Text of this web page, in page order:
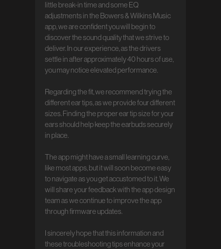
little break-in time and some EQ
adjustments in the Bowers & Wilkins Music
app, we are confident you will begin to
discover the sound quality that we strive to
deliver. In our experience, as the drivers
settle in after approximately 40 hours of use,
you may notice elevated performance.
Regarding the fit, we recommend trying the
different ear tips, as we provide four different
sizes. Finding the proper ear tip size for your
ears should help keep the earbuds securely
in place.
The app might have a small learning curve,
like most apps, but it will soon become easy
to navigate as you get accustomed to it. We
will share your feedback with the app design
team as we continue to improve the app
through firmware updates.
I sincerely hope that this information and
these troubleshooting tips enhance your